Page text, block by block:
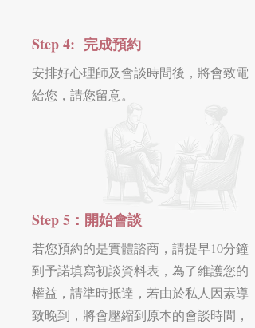
Step 4: 完成預約
安排好心理師及會談時間後，將會致電
給您，請您留意。
Step 5：開始會談
若您預約的是實體諮商，請提早10分鐘
到予諾填寫初談資料表，為了維護您的
權益，請準時抵達，若由於私人因素導
致晚到，將會壓縮到原本的會談時間，